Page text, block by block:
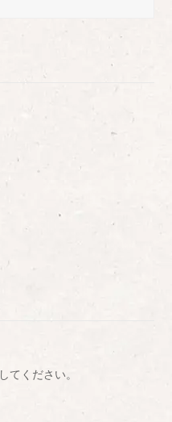
してください。